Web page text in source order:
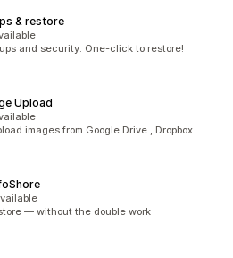
& restore
and security. One-click to restore!
Upload
images from Google Drive , Dropbox
— without the double work